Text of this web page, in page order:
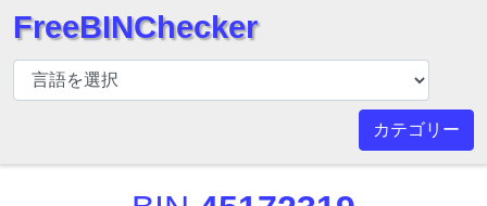
BIN
チ
FreeBINChecker
カテゴリー